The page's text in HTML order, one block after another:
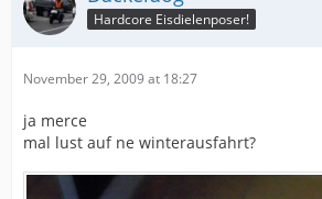
Hardcore Eisdielenposer!
November 29, 2009 at 18:27
ja merce
mal lust auf ne winterausfahrt?